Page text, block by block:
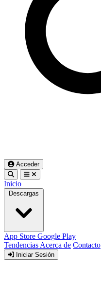
Acceder
Inicio
Descargas
App Store Google Play
Tendencias Acerca de Contacto
Iniciar Sesión